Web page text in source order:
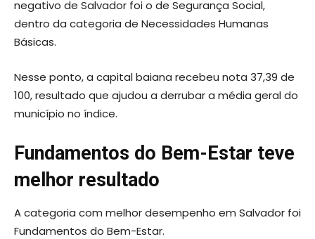
negativo de Salvador foi o de Segurança Social,
dentro da categoria de Necessidades Humanas
Básicas.
Nesse ponto, a capital baiana recebeu nota 37,39 de
100, resultado que ajudou a derrubar a média geral do
município no índice.
Fundamentos do Bem-Estar teve
melhor resultado
A categoria com melhor desempenho em Salvador foi
Fundamentos do Bem-Estar.